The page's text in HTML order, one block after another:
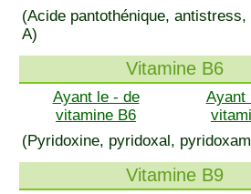
(Acide pantothénique,
A)
Vitamine B6
Ayant le - de
vitamine B6
Ayant
(Pyridoxine, pyridoxal,
Vitamine B9